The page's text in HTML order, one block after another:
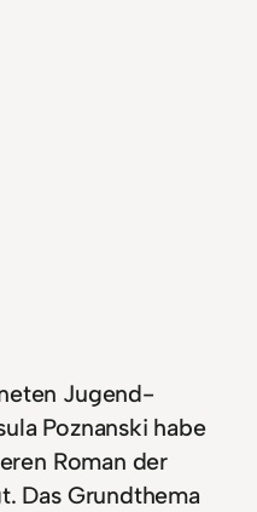
Jugend-
Poznanski habe
Roman der
Das Grundthema